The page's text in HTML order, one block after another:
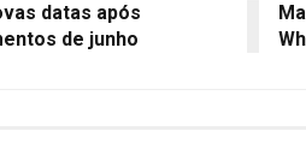
datas após
de junho